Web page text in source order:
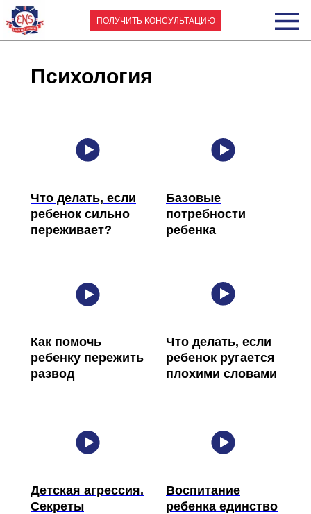
ПОЛУЧИТЬ КОНСУЛЬТАЦИЮ
Психология
Что делать, если
ребенок сильно
переживает?
Базовые
потребности
ребенка
Как помочь
ребенку пережить
развод
Что делать, если
ребенок ругается
плохими словами
Детская агрессия.
Cекреты
Воспитание
ребенка единство